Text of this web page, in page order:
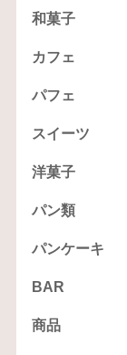
和菓子
カフェ
パフェ
スイーツ
洋菓子
パン類
パンケーキ
BAR
商品